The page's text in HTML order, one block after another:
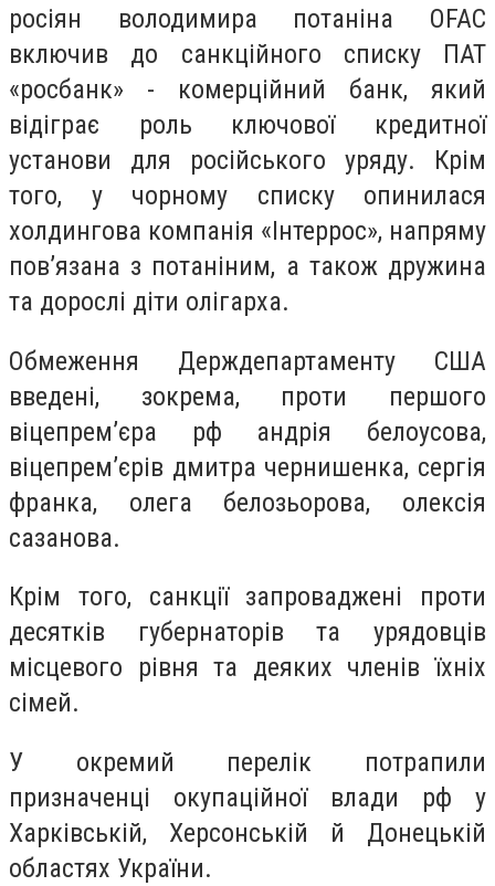
росіян володимира потаніна OFAC
включив до санкційного списку ПАТ
«росбанк» - комерційний банк, який
відіграє роль ключової кредитної
установи для російського уряду. Крім
того, у чорному списку опинилася
холдингова компанія «Інтеррос», напряму
пов’язана з потаніним, а також дружина
та дорослі діти олігарха.
Обмеження Держдепартаменту США
введені, зокрема, проти першого
віцепрем’єра рф андрія белоусова,
віцепрем’єрів дмитра чернишенка, сергія
франка, олега белозьорова, олексія
сазанова.
Крім того, санкції запроваджені проти
десятків губернаторів та урядовців
місцевого рівня та деяких членів їхніх
сімей.
У окремий перелік потрапили
призначенці окупаційної влади рф у
Харківській, Херсонській й Донецькій
областях України.